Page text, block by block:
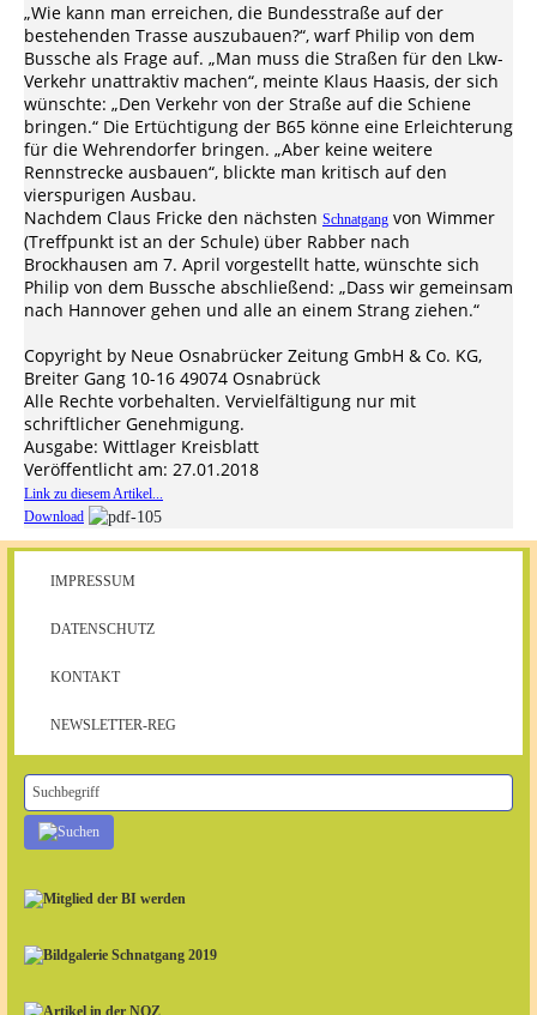
„Wie kann man erreichen, die Bundesstraße auf der
bestehenden Trasse auszubauen?“, warf Philip von dem
Bussche als Frage auf. „Man muss die Straßen für den Lkw-
Verkehr unattraktiv machen“, meinte Klaus Haasis, der sich
wünschte: „Den Verkehr von der Straße auf die Schiene
bringen.“ Die Ertüchtigung der B65 könne eine Erleichterung
für die Wehrendorfer bringen. „Aber keine weitere
Rennstrecke ausbauen“, blickte man kritisch auf den
vierspurigen Ausbau.
Nachdem Claus Fricke den nächsten Schnatgang von Wimmer
(Treffpunkt ist an der Schule) über Rabber nach
Brockhausen am 7. April vorgestellt hatte, wünschte sich
Philip von dem Bussche abschließend: „Dass wir gemeinsam
nach Hannover gehen und alle an einem Strang ziehen.“
Copyright by Neue Osnabrücker Zeitung GmbH & Co. KG,
Breiter Gang 10-16 49074 Osnabrück
Alle Rechte vorbehalten. Vervielfältigung nur mit
schriftlicher Genehmigung.
Ausgabe: Wittlager Kreisblatt
Veröffentlicht am: 27.01.2018
Link zu diesem Artikel...
Download
IMPRESSUM
DATENSCHUTZ
KONTAKT
NEWSLETTER-REG